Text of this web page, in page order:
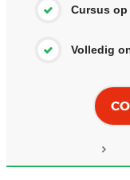
Cursus
Volledig